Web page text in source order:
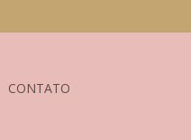
CONTATO